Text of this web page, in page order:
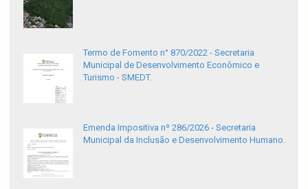
Termo de Fomento n° 870/2022 - Secretaria
Municipal de Desenvolvimento Econômico e
Turismo - SMEDT.
Emenda Impositiva nº 286/2026 - Secretaria
Municipal da Inclusão e Desenvolvimento Humano.